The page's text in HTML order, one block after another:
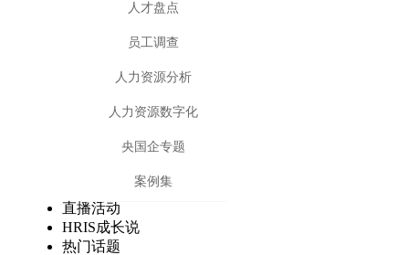
人才盘点
员工调查
人力资源分析
人力资源数字化
央国企专题
案例集
直播活动
HRIS成长说
热门话题